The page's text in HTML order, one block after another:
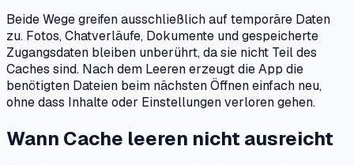
Beide Wege greifen ausschließlich auf temporäre Daten
zu. Fotos, Chatverläufe, Dokumente und gespeicherte
Zugangsdaten bleiben unberührt, da sie nicht Teil des
Caches sind. Nach dem Leeren erzeugt die App die
benötigten Dateien beim nächsten Öffnen einfach neu,
ohne dass Inhalte oder Einstellungen verloren gehen.
Wann Cache leeren nicht ausreicht